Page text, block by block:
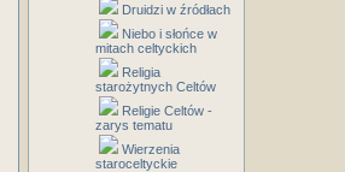
Druidzi w źródłach
Niebo i słońce w
mitach celtyckich
Religia
starożytnych Celtów
Religie Celtów -
zarys tematu
Wierzenia
staroceltyckie